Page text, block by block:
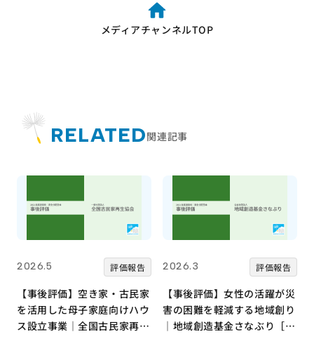
メディアチャンネルTOP
RELATED関連記事
2026.5 評価報告
【事後評価】空き家・古民家
を活用した母子家庭向けハウ
ス設立事業｜全国古民家再生
2026.3 評価報告
【事後評価】女性の活躍が災
害の困難を軽減する地域創り
｜地域創造基金さなぶり［21